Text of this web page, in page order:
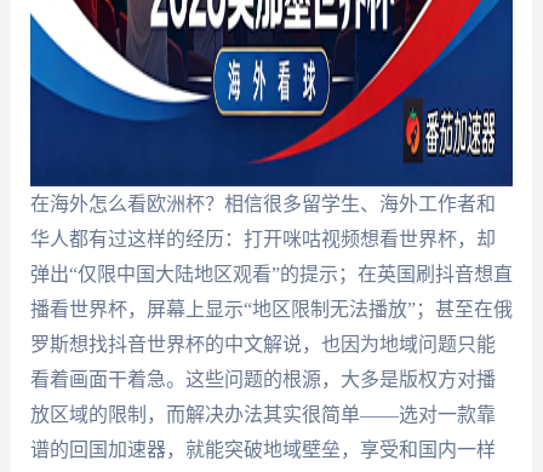
在海外怎么看欧洲杯？相信很多留学生、海外工作者和
华人都有过这样的经历：打开咪咕视频想看世界杯，却
弹出“仅限中国大陆地区观看”的提示；在英国刷抖音想直
播看世界杯，屏幕上显示“地区限制无法播放”；甚至在俄
罗斯想找抖音世界杯的中文解说，也因为地域问题只能
看着画面干着急。这些问题的根源，大多是版权方对播
放区域的限制，而解决办法其实很简单——选对一款靠
谱的回国加速器，就能突破地域壁垒，享受和国内一样